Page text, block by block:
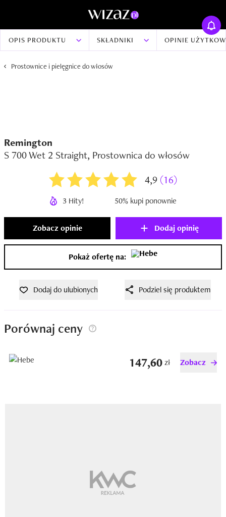
OPIS PRODUKTU SKŁADNIKI OPINIE
Prostownice i pielęgnice do włosów
Remington
S 700 Wet 2 Straight, Prostownica do włosów
4,9 (16)
3 Hity! 50% kupi ponownie
Zobacz opinie Dodaj opinię
Pokaż ofertę na:
Dodaj do ulubionych Podziel się produktem
Porównaj ceny
147,60zł Zobacz